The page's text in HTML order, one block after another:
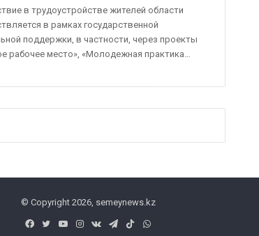
в трудоустройстве жителей области
в рамках государственной
поддержки, в частности, через проекты
рабочее место», «Молодежная практика…
© Copyright 2026, semeynews.kz
Facebook
TwitterYouTubeInstagram
vk.comTelegram
TikTokWhatsApp